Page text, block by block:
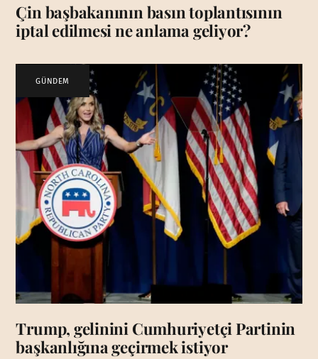
Çin başbakanının basın toplantısının
iptal edilmesi ne anlama geliyor?
GÜNDEM
Trump, gelinini Cumhuriyetçi Partinin
başkanlığına geçirmek istiyor